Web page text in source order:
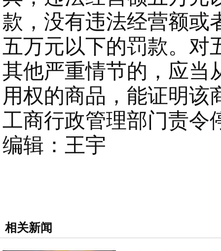
款，没有违法经营额或
五万元以下的罚款。对
其他严重情节的，应当
用权的商品，能证明该
工商行政管理部门责令
编辑：王宇
相关新闻